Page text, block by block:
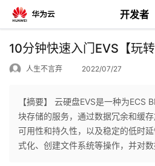
开发者
返
个
10分钟快速入门EVS【玩转
人生不言弃 2022/07/27
【摘要】 云硬盘EVS是一种为ECS
块存储的服务，通过数据冗余和缓
可用性和持久性，以及稳定的低时
式化、创建文件系统等操作，并对数